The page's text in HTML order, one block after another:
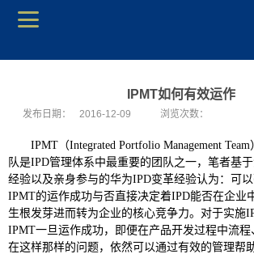
IPMT如何有效运作
发布日期： 2016-12-09 浏览次数：
IPMT （Integrated Portfolio Management
队是IPD管理体系中最重要的团队之一，笔者基
经验以及亲身参与的华为IPD变革经验认为：可以
IPMT的运作成功与否直接决定着IPD能否在企业
生根发芽进而转为企业的核心竞争力。对于实施
IPMT一旦运作成功，即便在产品开发过程中流
在这样那样的问题，依然可以通过有效的管理帮